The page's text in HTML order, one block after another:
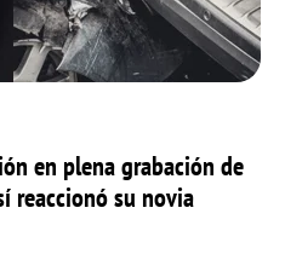
en plena grabación de
reaccionó su novia